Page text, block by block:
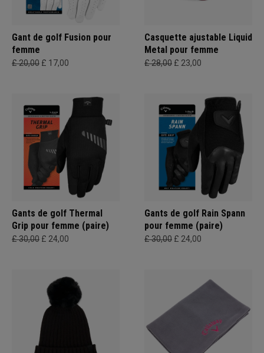
Gant de golf Fusion pour
femme
£ 20,00 £ 17,00
Casquette ajustable Liquid
Metal pour femme
£ 28,00 £ 23,00
Gants de golf Thermal
Grip pour femme (paire)
£ 30,00 £ 24,00
Gants de golf Rain Spann
pour femme (paire)
£ 30,00 £ 24,00